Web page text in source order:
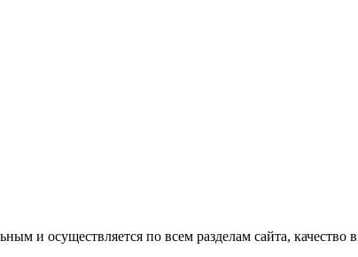
и осуществляется по всем разделам сайта,